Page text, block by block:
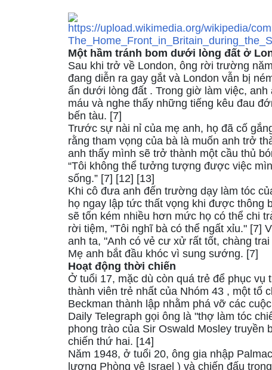
Một hầm tránh bom dưới lòng đất ở
Sau khi trở về London, ông rời trường
đang diễn ra gay gắt và London vẫn bị
ẩn dưới lòng đất . Trong giờ làm việc,
máu và nghe thấy những tiếng kêu đau
bến tàu. [7]
Trước sự nài nỉ của mẹ anh, họ đã cố
rằng tham vọng của bà là muốn anh trở
anh thấy mình sẽ trở thành một cầu thủ
“Tôi không thể tưởng tượng được việc
sống.” [7] [12] [13]
Khi cô đưa anh đến trường dạy làm tóc
họ ngay lập tức thất vọng khi được thông
sẽ tốn kém nhiều hơn mức họ có thể chi
rời tiệm, "Tôi nghĩ bà có thể ngất xỉu." [7]
anh ta, "Anh có vẻ cư xử rất tốt, chàng
Mẹ anh bắt đầu khóc vì sung sướng. [7]
Hoạt động thời chiến
Ở tuổi 17, mặc dù còn quá trẻ để phục
thành viên trẻ nhất của Nhóm 43 , một tổ
Beckman thành lập nhằm phá vỡ các
Daily Telegraph gọi ông là "thợ làm tóc
phong trào của Sir Oswald Mosley truyền
chiến thứ hai. [14]
Năm 1948, ở tuổi 20, ông gia nhập
lượng Phòng vệ Israel ) và chiến đấu